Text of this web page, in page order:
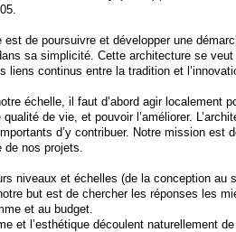
est de poursuivre et développer une
sa simplicité. Cette architecture se
liens continus entre la tradition et
échelle, il faut d’abord agir localement
de vie, et pouvoir l’améliorer.
d’y contribuer. Notre mission est
de nos projets.
niveaux et échelles (de la conception au
but est de chercher les réponses les
et au budget.
et l’esthétique découlent naturellement